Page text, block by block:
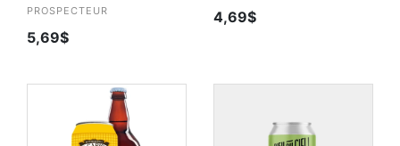
PROSPECTEUR
5,69$
4,69$